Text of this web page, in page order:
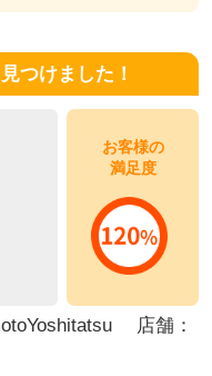
つけました！
お客様の
満足度
店舗：